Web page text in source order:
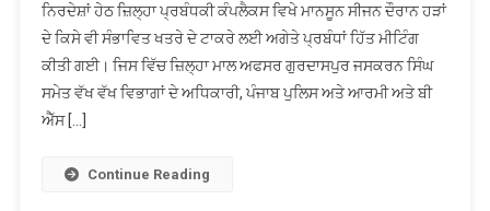
ਦੌਰਾਨ
ਹੜਾਂ
ਦੇ
ਕਿਸੇ
ਖਤਰੇ
ਨਿਰਦੇਸ਼ਾਂ ਹੇਠ ਜ਼ਿਲ੍ਹਾ ਪ੍ਰਬੰਧਕੀ ਕੰਪਲੈਕਸ ਵਿਖੇ ਮਾਨਸੂਨ ਸੀਜਨ ਦੌਰਾਨ ਹੜਾਂ
ਦੇ ਕਿਸੇ ਵੀ ਸੰਭਾਵਿਤ ਖਤਰੇ ਦੇ ਟਾਕਰੇ ਲਈ ਅਗੇਤੇ ਪ੍ਰਬੰਧਾਂ ਹਿੱਤ ਮੀਟਿੰਗ
ਕੀਤੀ ਗਈ। ਜਿਸ ਵਿੱਚ ਜ਼ਿਲ੍ਹਾ ਮਾਲ ਅਫਸਰ ਗੁਰਦਾਸਪੁਰ ਜਸਕਰਨ ਸਿੰਘ
ਸਮੇਤ ਵੱਖ ਵੱਖ ਵਿਭਾਗਾਂ ਦੇ ਅਧਿਕਾਰੀ, ਪੰਜਾਬ ਪੁਲਿਸ ਅਤੇ ਆਰਮੀ ਅਤੇ ਬੀ
ਐੱਸ […]
Continue Reading